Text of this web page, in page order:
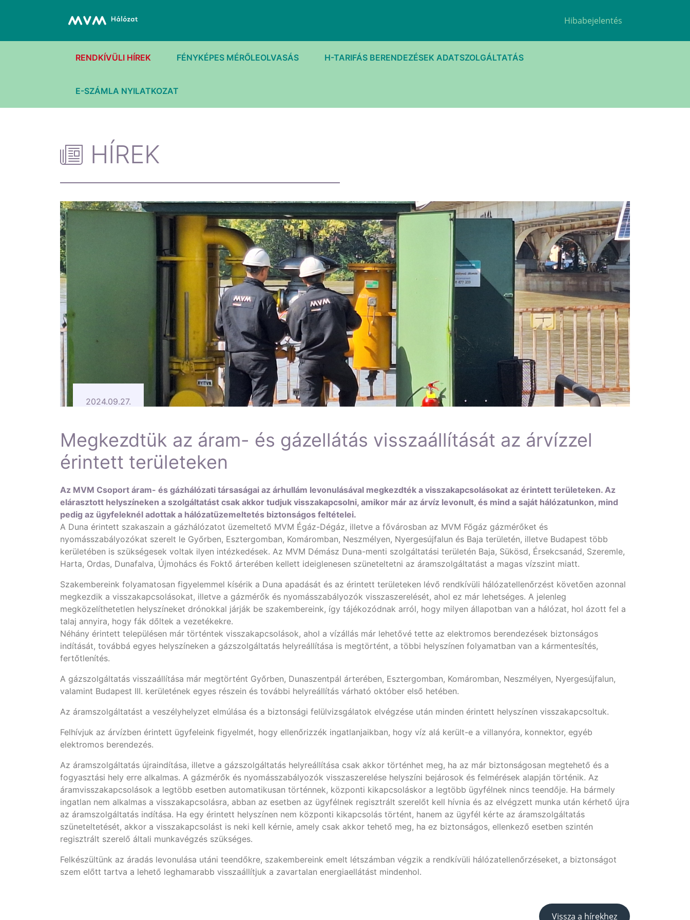
Hibabejelentés
RENDKÍVÜLI HÍREK FÉNYKÉPES MÉRŐLEOLVASÁS H-TARIFÁS BERENDEZÉSEK ADATSZOLGÁLTATÁS
E-SZÁMLA NYILATKOZAT
HÍREK
2024.09.27.
Megkezdtük az áram- és gázellátás visszaállítását az árvízzel
érintett területeken
Az MVM Csoport áram- és gázhálózati társaságai az árhullám levonulásával megkezdték a visszakapcsolásokat az érintett területeken. Az
elárasztott helyszíneken a szolgáltatást csak akkor tudjuk visszakapcsolni, amikor már az árvíz levonult, és mind a saját hálózatunkon, mind
pedig az ügyfeleknél adottak a hálózatüzemeltetés biztonságos feltételei.
A Duna érintett szakaszain a gázhálózatot üzemeltető MVM Égáz-Dégáz, illetve a fővárosban az MVM Főgáz gázmérőket és
nyomásszabályozókat szerelt le Győrben, Esztergomban, Komáromban, Neszmélyen, Nyergesújfalun és Baja területén, illetve Budapest több
kerületében is szükségesek voltak ilyen intézkedések. Az MVM Démász Duna-menti szolgáltatási területén Baja, Sükösd, Érsekcsanád, Szeremle,
Harta, Ordas, Dunafalva, Újmohács és Foktő árterében kellett ideiglenesen szüneteltetni az áramszolgáltatást a magas vízszint miatt.
Szakembereink folyamatosan figyelemmel kísérik a Duna apadását és az érintett területeken lévő rendkívüli hálózatellenőrzést követően azonnal
megkezdik a visszakapcsolásokat, illetve a gázmérők és nyomásszabályozók visszaszerelését, ahol ez már lehetséges. A jelenleg
megközelíthetetlen helyszíneket drónokkal járják be szakembereink, így tájékozódnak arról, hogy milyen állapotban van a hálózat, hol ázott fel a
talaj annyira, hogy fák dőltek a vezetékekre.
Néhány érintett településen már történtek visszakapcsolások, ahol a vízállás már lehetővé tette az elektromos berendezések biztonságos
indítását, továbbá egyes helyszíneken a gázszolgáltatás helyreállítása is megtörtént, a többi helyszínen folyamatban van a kármentesítés,
fertőtlenítés.
A gázszolgáltatás visszaállítása már megtörtént Győrben, Dunaszentpál árterében, Esztergomban, Komáromban, Neszmélyen, Nyergesújfalun,
valamint Budapest III. kerületének egyes részein és további helyreállítás várható október első hetében.
Az áramszolgáltatást a veszélyhelyzet elmúlása és a biztonsági felülvizsgálatok elvégzése után minden érintett helyszínen visszakapcsoltuk.
Felhívjuk az árvízben érintett ügyfeleink figyelmét, hogy ellenőrizzék ingatlanjaikban, hogy víz alá került-e a villanyóra, konnektor, egyéb
elektromos berendezés.
Az áramszolgáltatás újraindítása, illetve a gázszolgáltatás helyreállítása csak akkor történhet meg, ha az már biztonságosan megtehető és a
fogyasztási hely erre alkalmas. A gázmérők és nyomásszabályozók visszaszerelése helyszíni bejárosok és felmérések alapján történik. Az
áramvisszakapcsolások a legtöbb esetben automatikusan történnek, központi kikapcsoláskor a legtöbb ügyfélnek nincs teendője. Ha bármely
ingatlan nem alkalmas a visszakapcsolásra, abban az esetben az ügyfélnek regisztrált szerelőt kell hívnia és az elvégzett munka után kérhető újra
az áramszolgáltatás indítása. Ha egy érintett helyszínen nem központi kikapcsolás történt, hanem az ügyfél kérte az áramszolgáltatás
szüneteltetését, akkor a visszakapcsolást is neki kell kérnie, amely csak akkor tehető meg, ha ez biztonságos, ellenkező esetben szintén
regisztrált szerelő általi munkavégzés szükséges.
Felkészültünk az áradás levonulása utáni teendőkre, szakembereink emelt létszámban végzik a rendkívüli hálózatellenőrzéseket, a biztonságot
szem előtt tartva a lehető leghamarabb visszaállítjuk a zavartalan energiaellátást mindenhol.
Vissza a hírekhez